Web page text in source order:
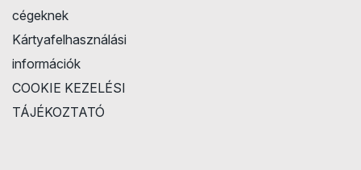
cégeknek
Kártyafelhasználási
információk
COOKIE KEZELÉSI
TÁJÉKOZTATÓ